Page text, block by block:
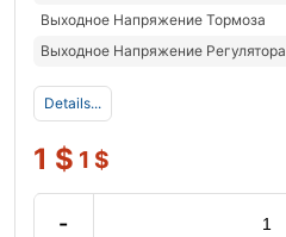
Выходное Напряжение Тормоза
Выходное Напряжение Регулятора
Details...
1 $ 1 $
-